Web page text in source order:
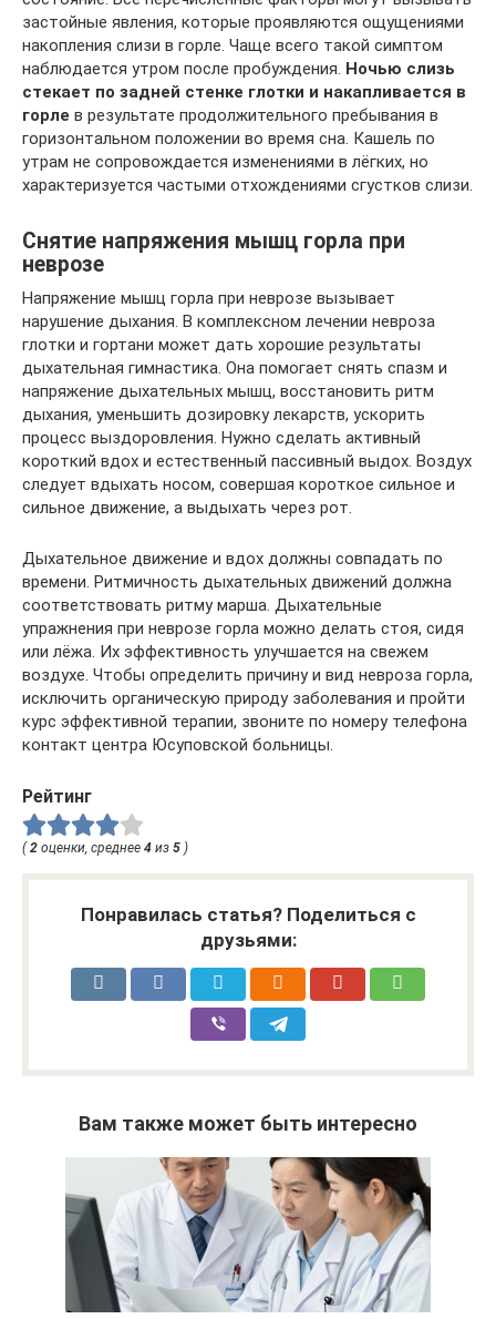
застойные явления, которые проявляются ощущениями
накопления слизи в горле. Чаще всего такой симптом
наблюдается утром после пробуждения. Ночью слизь
стекает по задней стенке глотки и накапливается в
горле в результате продолжительного пребывания в
горизонтальном положении во время сна. Кашель по
утрам не сопровождается изменениями в лёгких, но
характеризуется частыми отхождениями сгустков слизи.
Снятие напряжения мышц горла при
неврозе
Напряжение мышц горла при неврозе вызывает
нарушение дыхания. В комплексном лечении невроза
глотки и гортани может дать хорошие результаты
дыхательная гимнастика. Она помогает снять спазм и
напряжение дыхательных мышц, восстановить ритм
дыхания, уменьшить дозировку лекарств, ускорить
процесс выздоровления. Нужно сделать активный
короткий вдох и естественный пассивный выдох. Воздух
следует вдыхать носом, совершая короткое сильное и
сильное движение, а выдыхать через рот.
Дыхательное движение и вдох должны совпадать по
времени. Ритмичность дыхательных движений должна
соответствовать ритму марша. Дыхательные
упражнения при неврозе горла можно делать стоя, сидя
или лёжа. Их эффективность улучшается на свежем
воздухе. Чтобы определить причину и вид невроза горла,
исключить органическую природу заболевания и пройти
курс эффективной терапии, звоните по номеру телефона
контакт центра Юсуповской больницы.
Рейтинг
( 2 оценки, среднее 4 из 5 )
Понравилась статья? Поделиться с
друзьями:
Вам также может быть интересно